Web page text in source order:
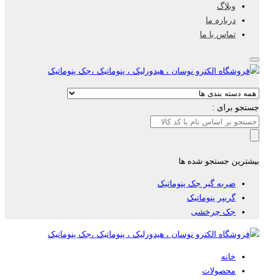
وبلاگ
درباره ما
تماس با ما
جستجو برای :
بیشترین جستجو شده ها
ضربه گیر جک پنوماتیک
گریپر پنوماتیک
جک چرخشی
خانه
محصولات